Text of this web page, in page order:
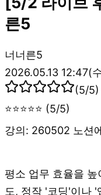
른5
너너른5
2026.05.13 12:47(
(5/5)
⭐⭐⭐⭐⭐ (5/5)
강의: 260502 노션
평소 업무 효율을
도, 정작 '코딩'이나 '